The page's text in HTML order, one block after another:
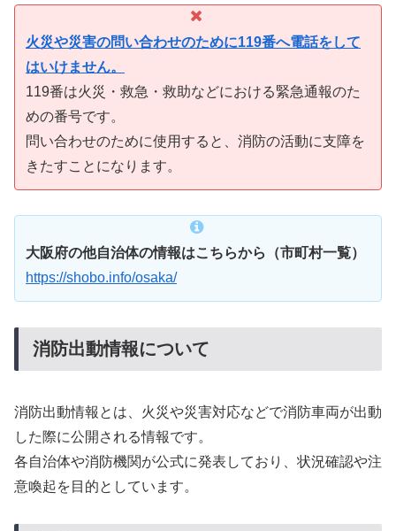
火災や災害の問い合わせのために119番へ電話をして
はいけません。
119番は火災・救急・救助などにおける緊急通報のた
めの番号です。
問い合わせのために使用すると、消防の活動に支障を
きたすことになります。
大阪府の他自治体の情報はこちらから（市町村一覧）
https://shobo.info/osaka/
消防出動情報について
消防出動情報とは、火災や災害対応などで消防車両が出動
した際に公開される情報です。
各自治体や消防機関が公式に発表しており、状況確認や注
意喚起を目的としています。